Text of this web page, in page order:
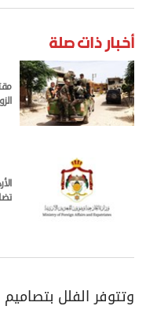
أخبار ذات صلة
الزور
وتتوفر الفلل